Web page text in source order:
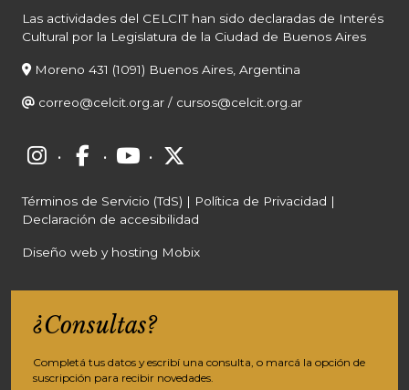
Las actividades del CELCIT han sido declaradas de Interés
Cultural por la Legislatura de la Ciudad de Buenos Aires
Moreno 431 (1091) Buenos Aires, Argentina
correo@celcit.org.ar / cursos@celcit.org.ar
· · ·
Términos de Servicio (TdS) | Política de Privacidad |
Declaración de accesibilidad
Diseño web y hosting Mobix
¿Consultas?
Completá tus datos y escribí una consulta, o marcá la opción de
suscripción para recibir novedades.